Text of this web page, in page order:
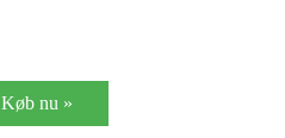
Køb nu »